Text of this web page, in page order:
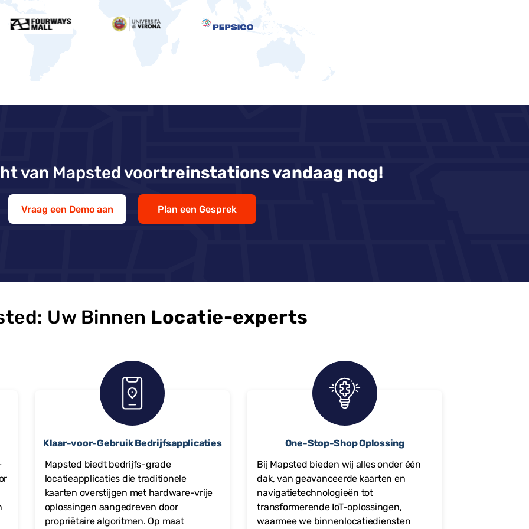
van Mapsted voortreinstations vandaag nog!
Vraag een Demo aan Plan een Gesprek
Uw Binnen Locatie-experts
Klaar-voor-Gebruik Bedrijfsapplicaties
Mapsted biedt bedrijfs-grade
locatieapplicaties die traditionele
kaarten overstijgen met hardware-vrije
oplossingen aangedreven door
propriëtaire algoritmen. Op maat
One-Stop-Shop Oplossing
Bij Mapsted bieden wij alles onder één
dak, van geavanceerde kaarten en
navigatietechnologieën tot
transformerende IoT-oplossingen,
waarmee we binnenlocatiediensten